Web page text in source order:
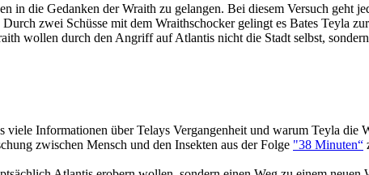
in die Gedanken der Wraith zu gelangen. Bei diesem Versuch
zwei Schüsse mit dem Wraithschocker gelingt es Bates Teyla
wollen durch den Angriff auf Atlantis nicht die Stadt selbst,
viele Informationen über Telays Vergangenheit und warum Teyla
zwischen Mensch und den Insekten aus der Folge "38 Minuten“